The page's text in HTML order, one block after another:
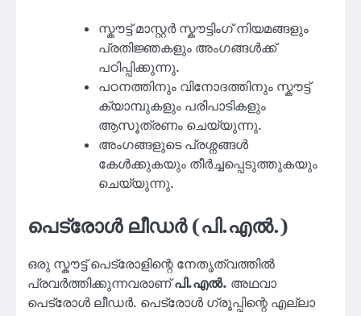
സ്കൗട്ട് മാസ്റ്റർ സ്കൗട്ടിംഗ് നിയമങ്ങളും
പ്രതിജ്ഞകളും അംഗങ്ങൾക്ക്
പഠിപ്പിക്കുന്നു.
പഠനത്തിനും വിനോദത്തിനും സ്കൗട്ട്
ക്യാമ്പുകളും പരിപാടികളും
ആസൂത്രണം ചെയ്യുന്നു.
അംഗങ്ങളുടെ പ്രശ്നങ്ങൾ
കേൾക്കുകയും തീർച്ചപ്പെടുത്തുകയും
ചെയ്യുന്നു.
പെട്രോൾ ലീഡർ (പി.എൽ.)
ഒരു സ്കൗട്ട് പെട്രോളിന്റെ നേതൃത്വത്തിൽ
പ്രവർത്തിക്കുന്നവരാണ്പി.എൽ. അഥവാ
പെട്രോൾ ലീഡർ. പെട്രോൾ ഗ്രൂപ്പിന്റെ എല്ലാ